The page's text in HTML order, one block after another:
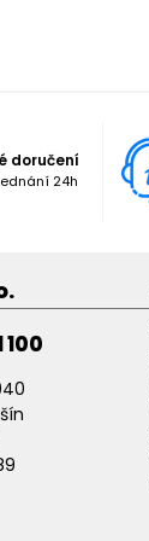
doručení
24h
100